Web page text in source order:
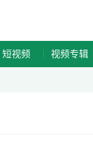
短视频 视频专辑